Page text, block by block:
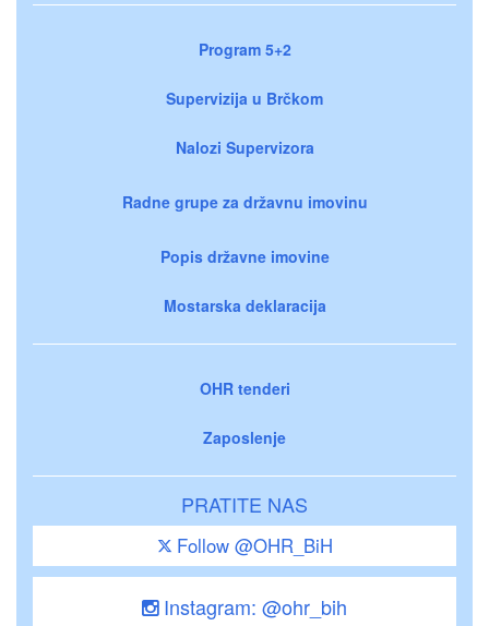
Program 5+2
Supervizija u Brčkom
Nalozi Supervizora
Radne grupe za državnu imovinu
Popis državne imovine
Mostarska deklaracija
OHR tenderi
Zaposlenje
PRATITE NAS
Follow @OHR_BiH
Instagram: @ohr_bih